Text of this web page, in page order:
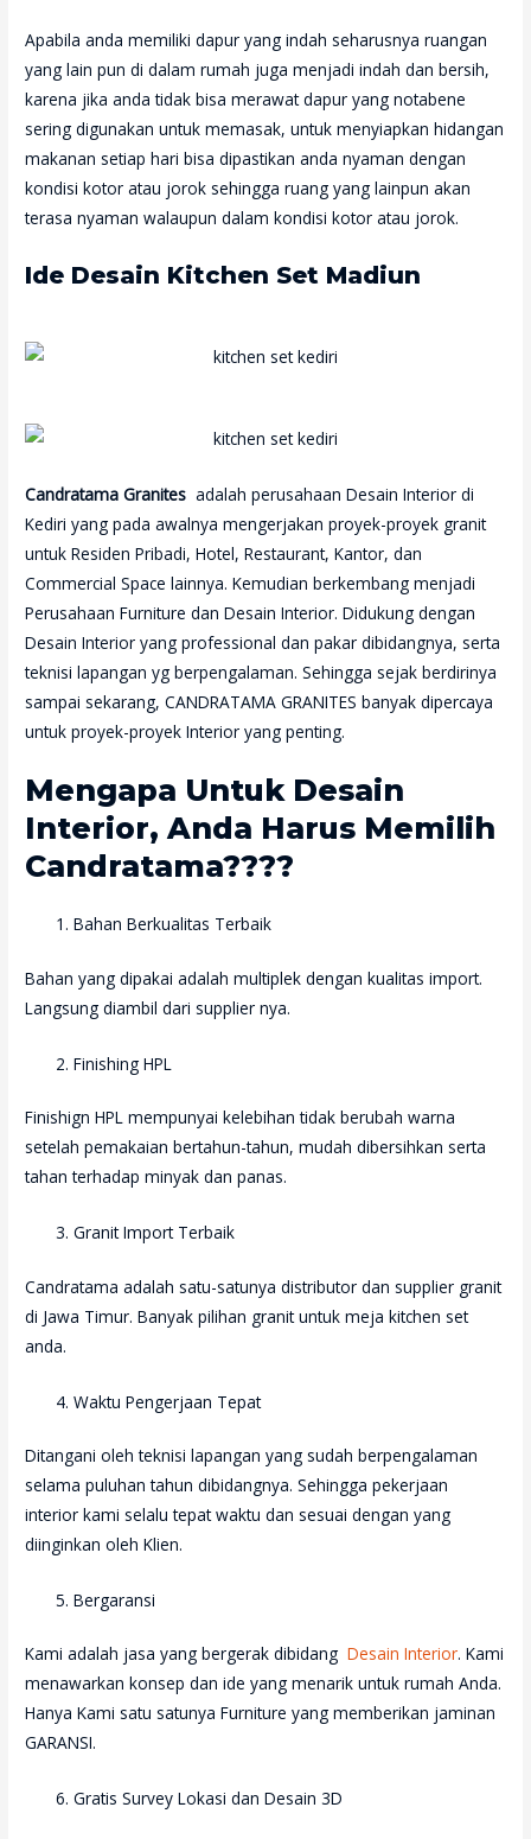
Apabila anda memiliki dapur yang indah seharusnya ruangan
yang lain pun di dalam rumah juga menjadi indah dan bersih,
karena jika anda tidak bisa merawat dapur yang notabene
sering digunakan untuk memasak, untuk menyiapkan hidangan
makanan setiap hari bisa dipastikan anda nyaman dengan
kondisi kotor atau jorok sehingga ruang yang lainpun akan
terasa nyaman walaupun dalam kondisi kotor atau jorok.
Ide Desain Kitchen Set Madiun
Candratama Granites adalah perusahaan Desain Interior di
Kediri yang pada awalnya mengerjakan proyek-proyek granit
untuk Residen Pribadi, Hotel, Restaurant, Kantor, dan
Commercial Space lainnya. Kemudian berkembang menjadi
Perusahaan Furniture dan Desain Interior. Didukung dengan
Desain Interior yang professional dan pakar dibidangnya, serta
teknisi lapangan yg berpengalaman. Sehingga sejak berdirinya
sampai sekarang, CANDRATAMA GRANITES banyak dipercaya
untuk proyek-proyek Interior yang penting.
Mengapa Untuk Desain
Interior, Anda Harus Memilih
Candratama????
Bahan Berkualitas Terbaik
Bahan yang dipakai adalah multiplek dengan kualitas import.
Langsung diambil dari supplier nya.
Finishing HPL
Finishign HPL mempunyai kelebihan tidak berubah warna
setelah pemakaian bertahun-tahun, mudah dibersihkan serta
tahan terhadap minyak dan panas.
Granit Import Terbaik
Candratama adalah satu-satunya distributor dan supplier granit
di Jawa Timur. Banyak pilihan granit untuk meja kitchen set
anda.
Waktu Pengerjaan Tepat
Ditangani oleh teknisi lapangan yang sudah berpengalaman
selama puluhan tahun dibidangnya. Sehingga pekerjaan
interior kami selalu tepat waktu dan sesuai dengan yang
diinginkan oleh Klien.
Bergaransi
Kami adalah jasa yang bergerak dibidangDesain Interior. Kami
menawarkan konsep dan ide yang menarik untuk rumah Anda.
Hanya Kami satu satunya Furniture yang memberikan jaminan
GARANSI.
Gratis Survey Lokasi dan Desain 3D